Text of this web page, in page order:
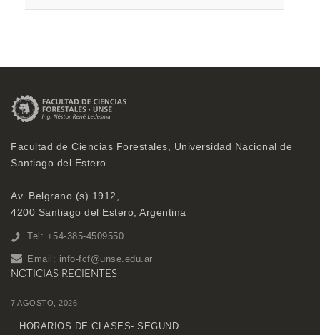
Facultad de Ciencias Forestales, Universidad Nacional de
Santiago del Estero
Av. Belgrano (s) 1912,
4200 Santiago del Estero, Argentina
Tel: +54-385-4509550
Email: info-fcf@unse.edu.ar
NOTICIAS RECIENTES
7 AGOSTO, 2026
HORARIOS DE CLASES- SEGUND...